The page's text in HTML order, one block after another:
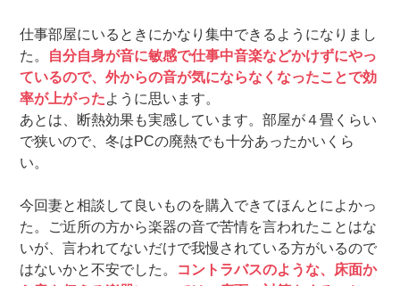
仕事部屋にいるときにかなり集中できるようになりまし
た。 自分自身が音に敏感で仕事中音楽などかけずにやっ
ているので、外からの音が気にならなくなったことで効
率が上がったように思います。
あとは、断熱効果も実感しています。部屋が４畳くらい
で狭いので、冬はPCの廃熱でも十分あったかいくら
い。
今回妻と相談して良いものを購入できてほんとによかっ
た。ご近所の方から楽器の音で苦情を言われたことはな
いが、言われてないだけで我慢されている方がいるので
はないかと不安でした。 コントラバスのような、床面か